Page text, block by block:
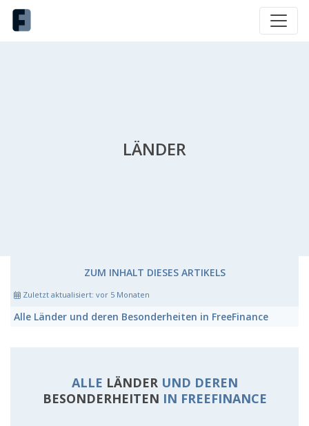
LÄNDER
ZUM INHALT DIESES ARTIKELS
Zuletzt aktualisiert: vor 5 Monaten
Alle Länder und deren Besonderheiten in FreeFinance
ALLE LÄNDERUND DEREN
BESONDERHEITEN IN FREEFINANCE